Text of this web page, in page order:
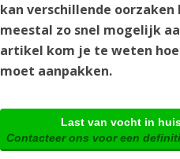
kan verschillende oorzaken
meestal zo snel mogelijk
artikel kom je te weten
moet aanpakken.
Last van vocht in
Contacteer ons voor een